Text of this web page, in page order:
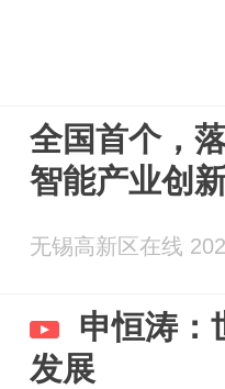
全国首个，
智能产业创
无锡高新区在线
申恒涛：
发展